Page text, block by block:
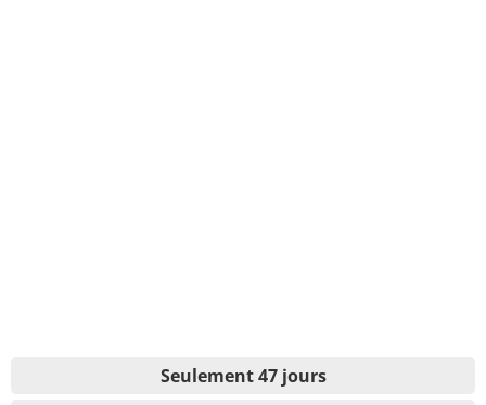
Seulement 47 jours